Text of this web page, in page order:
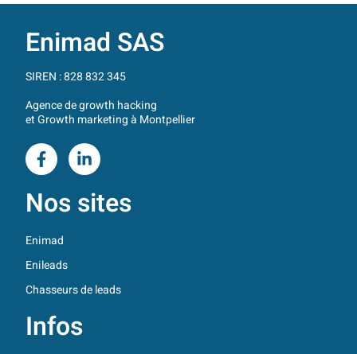
Enimad SAS
SIREN : 828 832 345
Agence de growth hacking
et Growth marketing à Montpellier
Nos sites
Enimad
Enileads
Chasseurs de leads
Infos